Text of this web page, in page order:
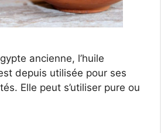
ancienne, l’huile
depuis utilisée pour ses
Elle peut s’utiliser pure ou